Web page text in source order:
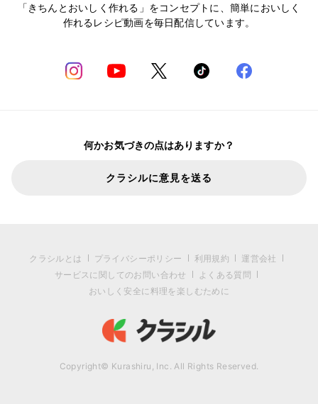
「きちんとおいしく作れる」をコンセプトに、簡単においしく
作れるレシピ動画を毎日配信しています。
何かお気づきの点はありますか？
クラシルに意見を送る
クラシルとは プライバシーポリシー 利用規約
運営会社
サービスに関してのお問い合わせ
よくある質問
おいしく安全に料理を楽しむために
Copyright© Kurashiru, Inc. All Rights Reserved.